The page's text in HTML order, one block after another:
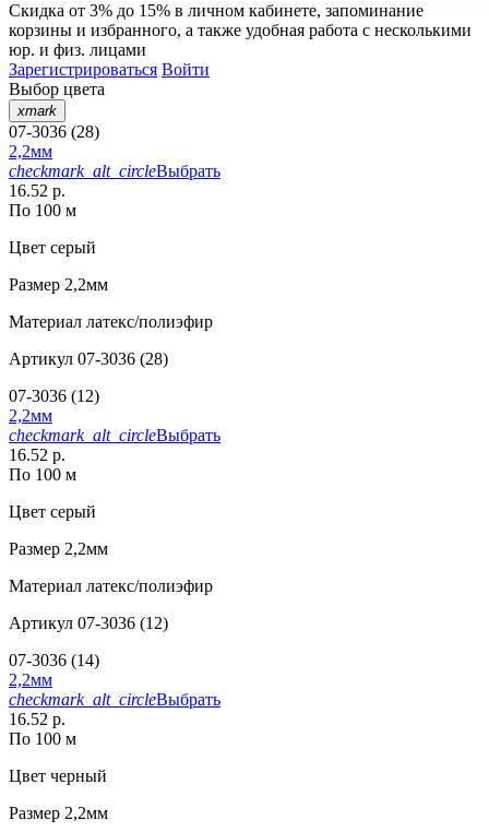
Скидка от 3% до 15% в личном кабинете, запоминание
корзины и избранного, а также удобная работа с несколькими
юр. и физ. лицами
Зарегистрироваться Войти
Выбор цвета
xmark
07-3036 (28)
2,2мм
checkmark_alt_circleВыбрать
16.52 р.
По 100 м
Цвет серый
Размер 2,2мм
Материал латекс/полиэфир
Артикул 07-3036 (28)
07-3036 (12)
2,2мм
checkmark_alt_circleВыбрать
16.52 р.
По 100 м
Цвет серый
Размер 2,2мм
Материал латекс/полиэфир
Артикул 07-3036 (12)
07-3036 (14)
2,2мм
checkmark_alt_circleВыбрать
16.52 р.
По 100 м
Цвет черный
Размер 2,2мм